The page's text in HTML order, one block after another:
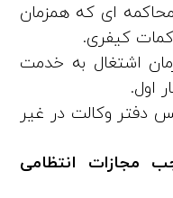
ای که همزمان
کیفری.
اشتغال به خدمت
اول.
دفتر وکالت در غیر
مجازات انتظامی